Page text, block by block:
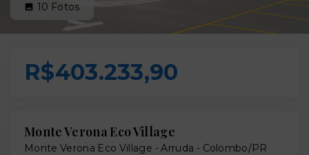
10 Fotos
R$403.233,90
Monte Verona Eco Village
Monte Verona Eco Village -Arruda - Colombo/PR